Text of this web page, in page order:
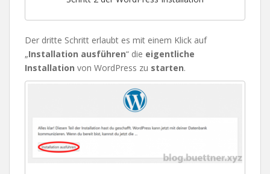
Der dritte Schritt erlaubt es mit einem Klick auf
„Installation ausführen“ die eigentliche
Installation von WordPress zu starten.